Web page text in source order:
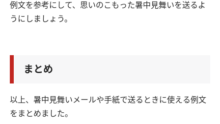
例文を参考にして、思いのこもった暑中見舞いを送るよ
うにしましょう。
まとめ
以上、暑中見舞いメールや手紙で送るときに使える例文
をまとめました。